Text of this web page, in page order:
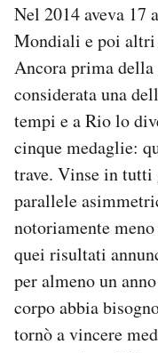
Nel 2014 aveva 17
Mondiali e poi altri
Ancora prima
considerata una
tempi e a Rio lo
cinque medaglie:
trave. Vinse in
parallele
notoriamente
quei risultati
per almeno un
corpo abbia
tornò a vincere